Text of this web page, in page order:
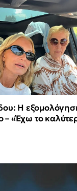
Η
– «Έχω το